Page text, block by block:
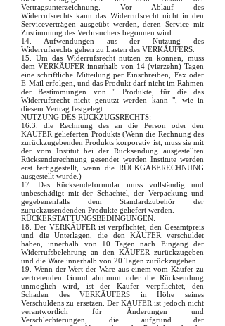
Vertragsunterzeichnung. Vor Ablauf des
Widerrufsrechts kann das Widerrufsrecht nicht in den
Serviceverträgen ausgeübt werden, deren Service mit
Zustimmung des Verbrauchers begonnen wird.
14. Aufwendungen aus der Nutzung des
Widerrufsrechts gehen zu Lasten des VERKÄUFERS.
15. Um das Widerrufsrecht nutzen zu können, muss
dem VERKÄUFER innerhalb von 14 (vierzehn) Tagen
eine schriftliche Mitteilung per Einschreiben, Fax oder
E-Mail erfolgen, und das Produkt darf nicht im Rahmen
der Bestimmungen von " Produkte, für die das
Widerrufsrecht nicht genutzt werden kann ", wie in
diesem Vertrag festgelegt.
NUTZUNG DES RÜCKZUGSRECHTS:
16.3. die Rechnung des an die Person oder den
KÄUFER gelieferten Produkts (Wenn die Rechnung des
zurückzugebenden Produkts korporativ ist, muss sie mit
der vom Institut bei der Rücksendung ausgestellten
Rücksenderechnung gesendet werden Institute werden
erst fertiggestellt, wenn die RÜCKGABERECHNUNG
ausgestellt wurde.)
17. Das Rücksendeformular muss vollständig und
unbeschädigt mit der Schachtel, der Verpackung und
gegebenenfalls dem Standardzubehör der
zurückzusendenden Produkte geliefert werden.
RÜCKERSTATTUNGSBEDINGUNGEN:
18. Der VERKÄUFER ist verpflichtet, den Gesamtpreis
und die Unterlagen, die den KÄUFER verschuldet
haben, innerhalb von 10 Tagen nach Eingang der
Widerrufsbelehrung an den KÄUFER zurückzugeben
und die Ware innerhalb von 20 Tagen zurückzugeben.
19. Wenn der Wert der Ware aus einem vom Käufer zu
vertretenden Grund abnimmt oder die Rücksendung
unmöglich wird, ist der Käufer verpflichtet, den
Schaden des VERKÄUFERS in Höhe seines
Verschuldens zu ersetzen. Der KÄUFER ist jedoch nicht
verantwortlich für Änderungen und
Verschlechterungen, die aufgrund der